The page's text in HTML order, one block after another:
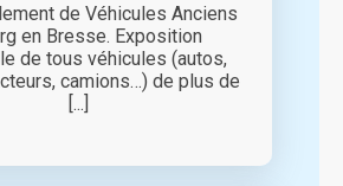
de Véhicules Anciens
en Bresse. Exposition
de tous véhicules (autos,
camions…) de plus de
[...]